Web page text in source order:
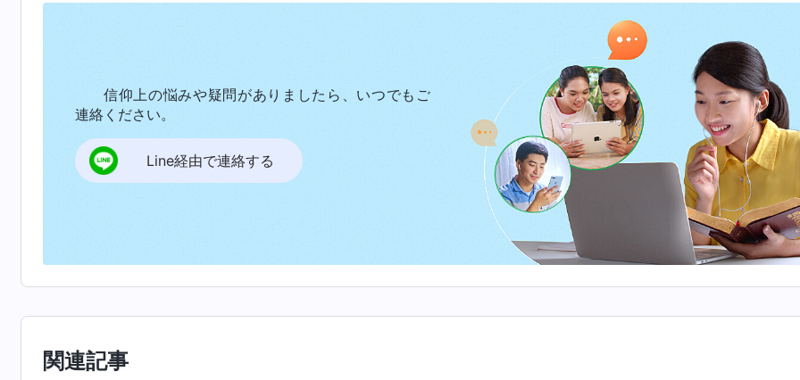
と思い、落ち着きませんでした。その後、神の御言葉を読みました。「
そのような人は自分より優れた
を見ると、他の人々がその人を高く評価しないよう、また誰一人傑出した人がいなくなるよう、その人を
押さえつけたり、その人に関する噂を流したり、何らかの卑劣な手段を用いたりします。それは傲慢さと
独善性、また邪悪さ、不正直さ、狡猾さからなる堕落した性質であり、そのような人は自分の目標を達成
するためには手段を選びません。このように生きながら、自分のことを偉大で善人だと考えています。し
かし、このような人に神を畏れる心はありますか。まず何より、これらの事柄の特質という観点から言え
ば、このように行動する人はただ自分の好きなようにしているのではありませんか。神の家の益を考えて
いますか。神の家の働きが被る損害に関係なく、自分の感情しか考えず、自分の目標だけを達成したい
です。このような人は傲慢で独善的なだけでなく、利己的で卑劣でもあります。神の意図をまったく配
しませんし、神を畏れる心がないことに疑いの余地はありません。自責の念も、恐怖、不安や心配も一
と見なしています。その心の中では、神はその名に言及する価値さえなく、何の意義もなく、このような
信仰上の悩みや疑問がありましたら、いつでもご
連絡ください。
Line経由で連絡する
関連記事